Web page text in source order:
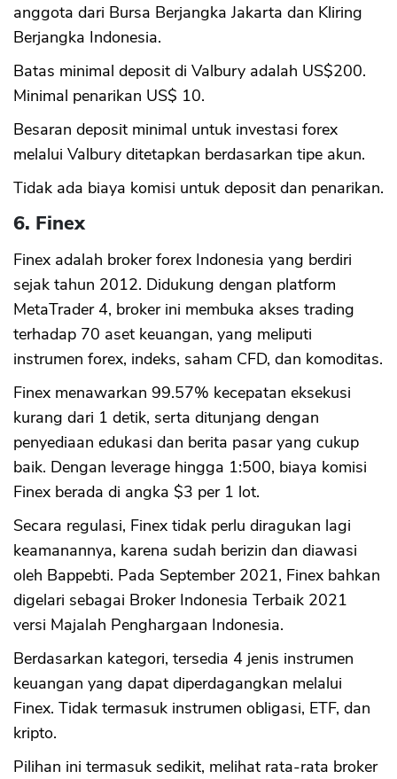
anggota dari Bursa Berjangka Jakarta dan Kliring
Berjangka Indonesia.
Batas minimal deposit di Valbury adalah US$200.
Minimal penarikan US$ 10.
Besaran deposit minimal untuk investasi forex
melalui Valbury ditetapkan berdasarkan tipe akun.
Tidak ada biaya komisi untuk deposit dan penarikan.
6. Finex
Finex adalah broker forex Indonesia yang berdiri
sejak tahun 2012. Didukung dengan platform
MetaTrader 4, broker ini membuka akses trading
terhadap 70 aset keuangan, yang meliputi
instrumen forex, indeks, saham CFD, dan komoditas.
Finex menawarkan 99.57% kecepatan eksekusi
kurang dari 1 detik, serta ditunjang dengan
penyediaan edukasi dan berita pasar yang cukup
baik. Dengan leverage hingga 1:500, biaya komisi
Finex berada di angka $3 per 1 lot.
Secara regulasi, Finex tidak perlu diragukan lagi
keamanannya, karena sudah berizin dan diawasi
oleh Bappebti. Pada September 2021, Finex bahkan
digelari sebagai Broker Indonesia Terbaik 2021
versi Majalah Penghargaan Indonesia.
Berdasarkan kategori, tersedia 4 jenis instrumen
keuangan yang dapat diperdagangkan melalui
Finex. Tidak termasuk instrumen obligasi, ETF, dan
kripto.
Pilihan ini termasuk sedikit, melihat rata-rata broker